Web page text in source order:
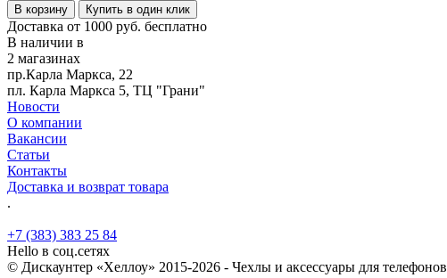
В корзину Купить в один клик
Доставка от 1000 руб. бесплатно
В наличии в
2 магазинах
пр.Карла Маркса, 22
пл. Карла Маркса 5, ТЦ "Грани"
Новости
О компании
Вакансии
Статьи
Контакты
Доставка и возврат товара
.
+7 (383) 383 25 84
Hello в соц.сетях
© Дискаунтер «Хеллоу» 2015-2026 - Чехлы и аксессуары для телефонов